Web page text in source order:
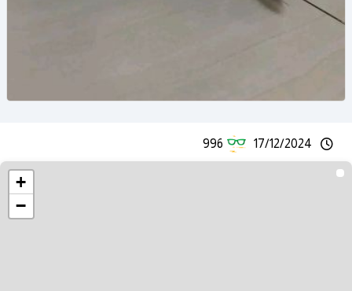
17/12/2024
996
+
−